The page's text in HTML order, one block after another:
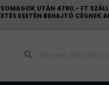
UTÁN 4780.- FT
ESETÉN BEHAJTÓ CÉGNEK
search